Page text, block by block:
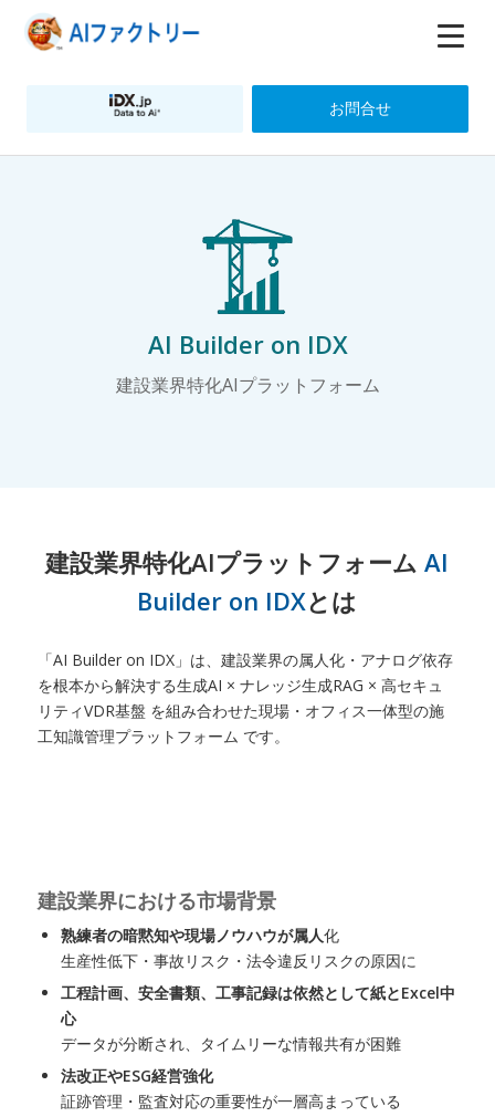
お問合せ
AI Builder on IDX
建設業界特化AIプラットフォーム
建設業界特化AIプラットフォームAI
Builder on IDXとは
「AI Builder on IDX」は、建設業界の属人化・アナログ依存
を根本から解決する生成AI × ナレッジ生成RAG × 高セキュ
リティVDR基盤 を組み合わせた現場・オフィス一体型の施
工知識管理プラットフォーム です。
建設業界における市場背景
熟練者の暗黙知や現場ノウハウが属人化
生産性低下・事故リスク・法令違反リスクの原因に
工程計画、安全書類、工事記録は依然として紙とExcel中
心
データが分断され、タイムリーな情報共有が困難
法改正やESG経営強化
証跡管理・監査対応の重要性が一層高まっている